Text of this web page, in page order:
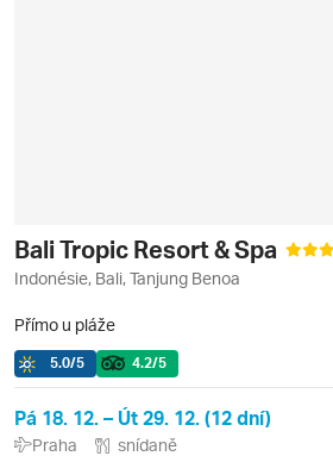
Bali Tropic Resort & Spa
Indonésie, Bali, Tanjung Benoa
Přímo u pláže
5.0/5 4.2/5
Pá 18. 12. – Út 29. 12. (12 dní)
Praha snídaně